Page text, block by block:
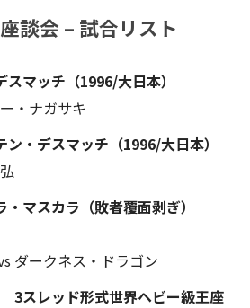
談会 – 試合リスト
マッチ（1996/大日本）
・ナガサキ
・デスマッチ（1996/大日本）
マスカラ（敗者覆面剥ぎ）
ダークネス・ドラゴン
スレッド形式世界ヘビー級王座